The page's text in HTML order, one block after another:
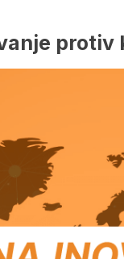
protiv